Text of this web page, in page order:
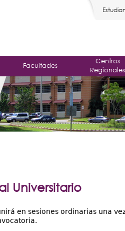
Facultades
Centros
Regionales
Universitario
en sesiones ordinarias una